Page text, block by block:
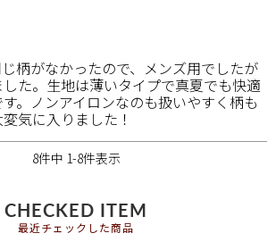
柄がなかったので、メンズ用でしたが
た。生地は薄いタイプで真夏でも快適
。ノンアイロンなのも扱いやすく柄も
気に入りました！
8件中 1-8件表示
CHECKED ITEM
最近チェックした商品